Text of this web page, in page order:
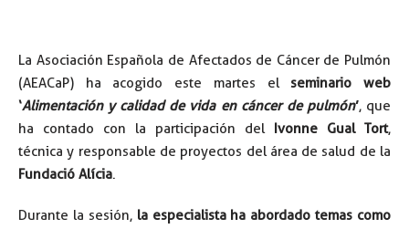
La Asociación Española de Afectados de Cáncer de Pulmón
(AEACaP) ha acogido este martes elseminario web
‘Alimentación y calidad de vida en cáncer de pulmón’, que
ha contado con la participación del Ivonne Gual Tort,
técnica y responsable de proyectos del área de salud de la
Fundació Alícia.
Durante la sesión, la especialista ha abordado temas como